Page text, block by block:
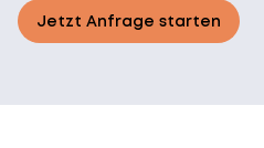
Jetzt Anfrage starten